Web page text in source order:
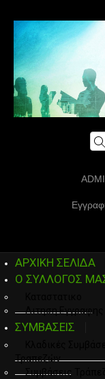
ΑΡΧΙΚΗ ΣΕΛΙΔΑ
Ο ΣΥΛΛΟΓΟΣ
Αιτηση Εγγραφης
ΣΥΜΒΑΣΕΙΣ
Τραπεζών
Συμβάσεις